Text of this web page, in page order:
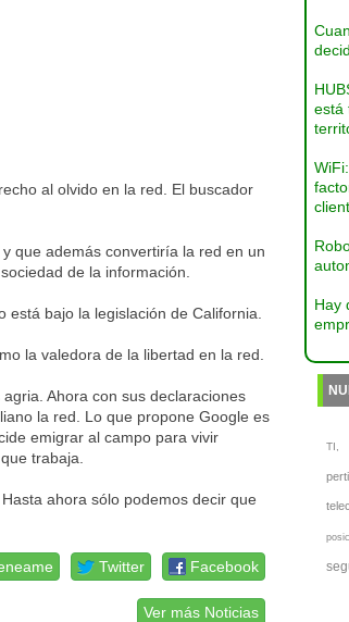
al olvido en la red. El buscador
que además convertiría la red en un
de la información.
bajo la legislación de California.
la valedora de la libertad en la red.
Ahora con sus declaraciones
la red. Lo que propone Google es
emigrar al campo para vivir
trabaja.
ahora sólo podemos decir que
Facebook
Twitter
Ver más Noticias
está
Hay
TI,
perti